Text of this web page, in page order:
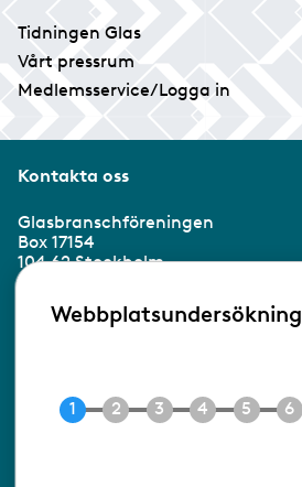
Tidningen Glas
Vårt pressrum
Medlemsservice/Logga in
Kontakta oss
Glasbranschföreningen
Box 17154
104 62 Stockholm
Besöksadress:
Ringvägen 100
E-post info@gbf.se
Webbplatsundersökning